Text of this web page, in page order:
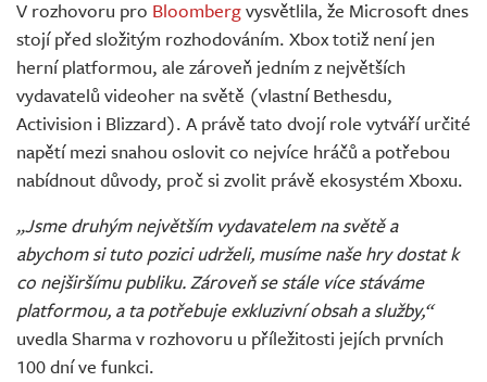
V rozhovoru pro Bloombergvysvětlila, že Microsoft dnes
stojí před složitým rozhodováním. Xbox totiž není jen
herní platformou, ale zároveň jedním z největších
vydavatelů videoher na světě (vlastní Bethesdu,
Activision i Blizzard). A právě tato dvojí role vytváří určité
napětí mezi snahou oslovit co nejvíce hráčů a potřebou
nabídnout důvody, proč si zvolit právě ekosystém Xboxu.
„Jsme druhým největším vydavatelem na světě a
abychom si tuto pozici udrželi, musíme naše hry dostat k
co nejširšímu publiku. Zároveň se stále více stáváme
platformou, a ta potřebuje exkluzivní obsah a služby,“
uvedla Sharma v rozhovoru u příležitosti jejích prvních
100 dní ve funkci.